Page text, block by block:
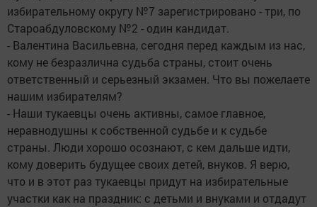
избирательному округу №7 зарегистрировано - три, по
Староабдуловскому №2 - один кандидат.
- Валентина Васильевна, сегодня перед каждым из нас,
кому не безразлична судьба страны, стоит очень
ответственный и серьезный экзамен. Что вы пожелаете
нашим избирателям?
- Наши тукаевцы очень активны, самое главное,
неравнодушны к собственной судьбе и к судьбе
страны. Люди хорошо осознают, с кем дальше идти,
кому доверить будущее своих детей, внуков. Я верю,
что и в этот раз тукаевцы придут на избирательные
участки как на праздник: с детьми и внуками и отдадут